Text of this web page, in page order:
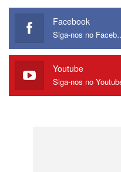
Niemeyer.
Museu d’Orsay,
Facebook
Siga-
Youtube
Siga-nos no